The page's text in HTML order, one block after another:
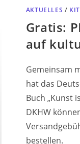
AKTUELLES /
Gratis:
auf
Gemeinsam
hat das
Buch „Kunst
DKHW
bestellen.